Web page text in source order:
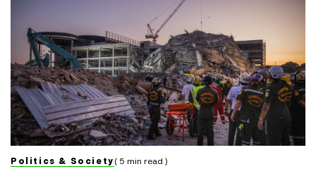
Politics & Society ( 5 min read )